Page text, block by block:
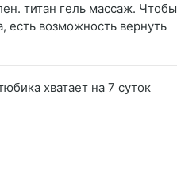
титан гель массаж. Чтобы
есть возможность вернуть
хватает на 7 суток